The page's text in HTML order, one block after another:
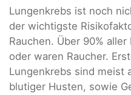
Lungenkrebs ist noch
der wichtigste
Rauchen. Über 90%
oder waren Raucher.
Lungenkrebs sind meist
blutiger Husten, sowie